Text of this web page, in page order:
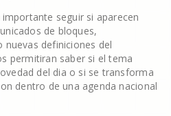
seguir si aparecen
de bloques,
definiciones del
permitiran saber si el tema
del dia o si se transforma
dentro de una agenda nacional